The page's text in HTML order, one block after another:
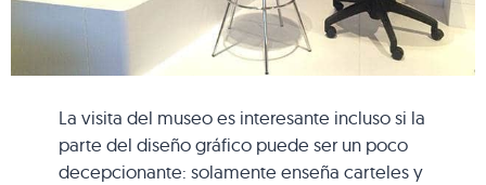
La visita del museo es interesante incluso si la
parte del diseño gráfico puede ser un poco
decepcionante: solamente enseña carteles y